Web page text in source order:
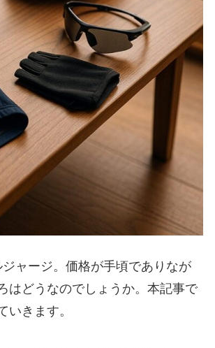
ャージ。価格が手頃でありなが
はどうなのでしょうか。本記事で
きます。